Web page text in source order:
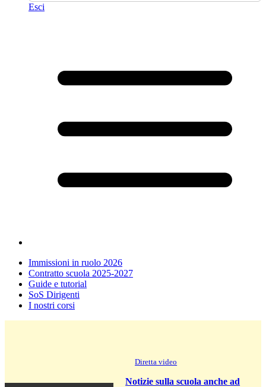
Esci
Immissioni in ruolo 2026
Contratto scuola 2025-2027
Guide e tutorial
SoS Dirigenti
I nostri corsi
Diretta video
Notizie sulla scuola anche ad